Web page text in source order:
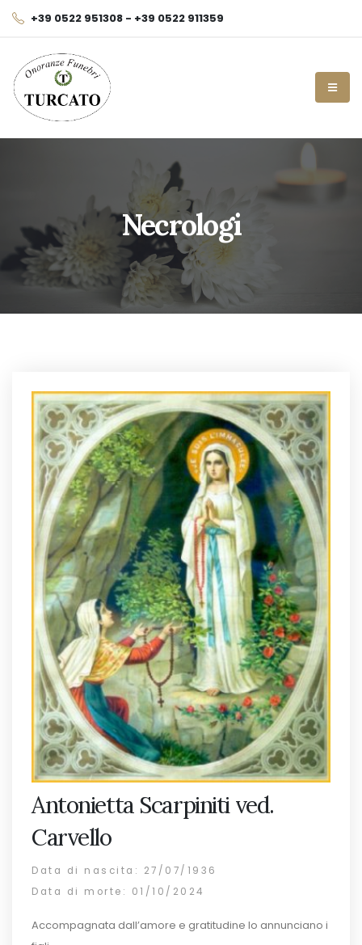
+39 0522 951308 - +39 0522 911359
Necrologi
Antonietta Scarpiniti ved.
Carvello
Data di nascita: 27/07/1936
Data di morte: 01/10/2024
Accompagnata dall’amore e gratitudine lo annunciano i